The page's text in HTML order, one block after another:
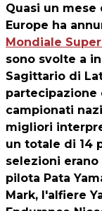
Quasi un mese
Europe ha
Mondiale
sono svolte a
Sagittario di
partecipazione
campionati
migliori
un totale di 14
selezioni
pilota Pata
Mark, l'alfiere